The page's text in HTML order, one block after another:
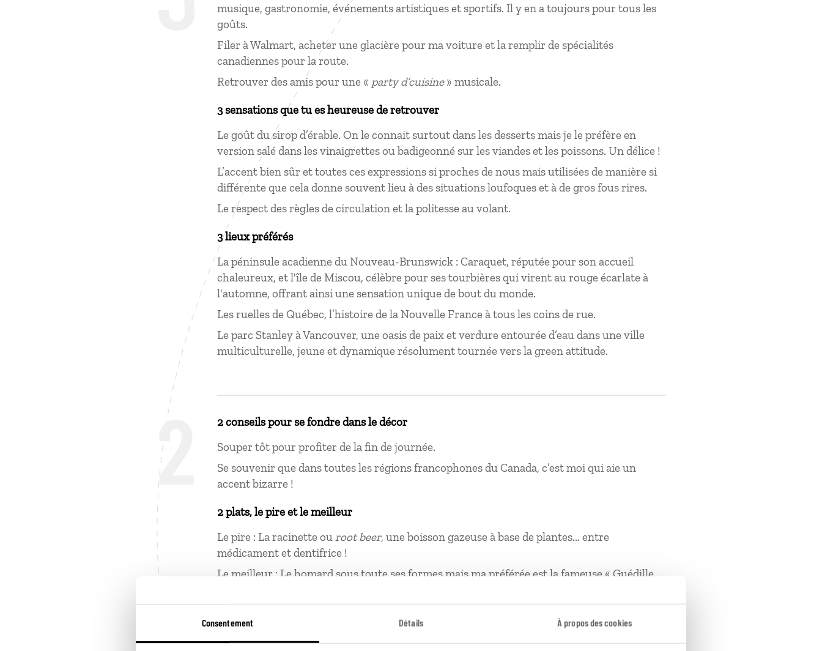
Consentement Détails À propos des cookies
musique, gastronomie, événements artistiques et sportifs. Il y en a toujours pour tous les
goûts.
Filer à Walmart, acheter une glacière pour ma voiture et la remplir de spécialités
canadiennes pour la route.
Retrouver des amis pour une « party d’cuisine» musicale.
3 sensations que tu es heureuse de retrouver
Le goût du sirop d’érable. On le connait surtout dans les desserts mais je le préfère en
version salé dans les vinaigrettes ou badigeonné sur les viandes et les poissons. Un délice !
L’accent bien sûr et toutes ces expressions si proches de nous mais utilisées de manière si
différente que cela donne souvent lieu à des situations loufoques et à de gros fous rires.
Le respect des règles de circulation et la politesse au volant.
3 lieux préférés
La péninsule acadienne du Nouveau-Brunswick : Caraquet, réputée pour son accueil
chaleureux, et l'île de Miscou, célèbre pour ses tourbières qui virent au rouge écarlate à
l'automne, offrant ainsi une sensation unique de bout du monde.
Les ruelles de Québec, l’histoire de la Nouvelle France à tous les coins de rue.
Le parc Stanley à Vancouver, une oasis de paix et verdure entourée d’eau dans une ville
multiculturelle, jeune et dynamique résolument tournée vers la green attitude.
2
2 conseils pour se fondre dans le décor
Souper tôt pour profiter de la fin de journée.
Se souvenir que dans toutes les régions francophones du Canada, c’est moi qui aie un
accent bizarre !
2 plats, le pire et le meilleur
Le pire : La racinette ouroot beer, une boisson gazeuse à base de plantes... entre
médicament et dentifrice !
Le meilleur : Le homard sous toute ses formes mais ma préférée est la fameuse « Guédille
pieds dans le sable.